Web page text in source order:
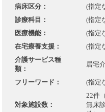
病床区分：
(指定
診療科目：
(指定
医療機能：
(指定
在宅療養支援：
(指定
介護サービス種
類：
居宅
フリーワード： (指定
対象施設数：
22件
無床